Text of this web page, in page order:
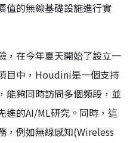
值的無線基礎設施進行實
，在今年夏天開始了設立一
目中，Houdini是一個支持
能夠同時訪問多個頻段，並
進的AI/ML研究。同時，這
，例如無線感知(Wireless